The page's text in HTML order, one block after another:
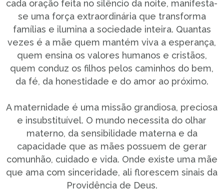
cada oração feita no silêncio da noite, manifesta-
se uma força extraordinária que transforma
famílias e ilumina a sociedade inteira. Quantas
vezes é a mãe quem mantém viva a esperança,
quem ensina os valores humanos e cristãos,
quem conduz os filhos pelos caminhos do bem,
da fé, da honestidade e do amor ao próximo.
A maternidade é uma missão grandiosa, preciosa
e insubstituível. O mundo necessita do olhar
materno, da sensibilidade materna e da
capacidade que as mães possuem de gerar
comunhão, cuidado e vida. Onde existe uma mãe
que ama com sinceridade, ali florescem sinais da
Providência de Deus.